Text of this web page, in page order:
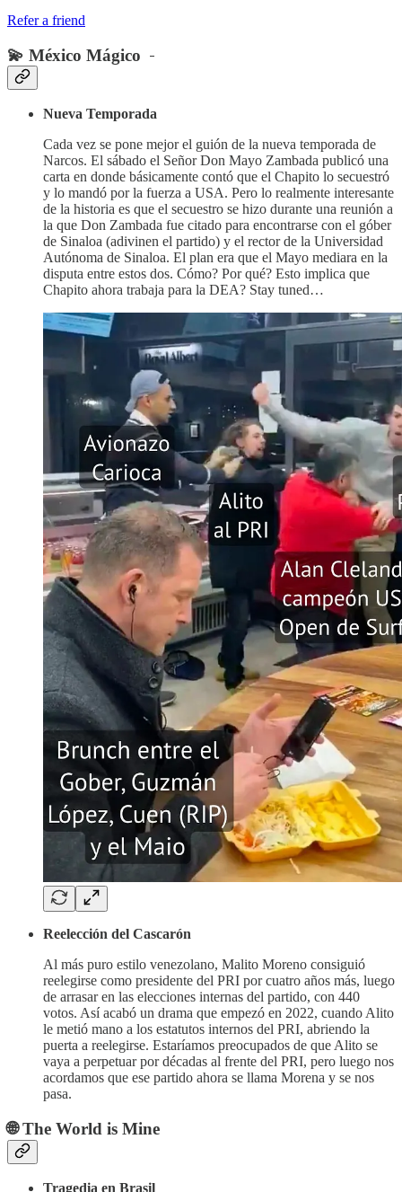
Refer a friend
💫 México Mágico
Nueva Temporada
Cada vez se pone mejor el guión de la nueva temporada de
Narcos. El sábado el Señor Don Mayo Zambada publicó una
carta en donde básicamente contó que el Chapito lo secuestró
y lo mandó por la fuerza a USA. Pero lo realmente interesante
de la historia es que el secuestro se hizo durante una reunión a
la que Don Zambada fue citado para encontrarse con el góber
de Sinaloa (adivinen el partido) y el rector de la Universidad
Autónoma de Sinaloa. El plan era que el Mayo mediara en la
disputa entre estos dos. Cómo? Por qué? Esto implica que
Chapito ahora trabaja para la DEA? Stay tuned…
Reelección del Cascarón
Al más puro estilo venezolano, Malito Moreno consiguió
reelegirse como presidente del PRI por cuatro años más, luego
de arrasar en las elecciones internas del partido, con 440
votos. Así acabó un drama que empezó en 2022, cuando Alito
le metió mano a los estatutos internos del PRI, abriendo la
puerta a reelegirse. Estaríamos preocupados de que Alito se
vaya a perpetuar por décadas al frente del PRI, pero luego nos
acordamos que ese partido ahora se llama Morena y se nos
pasa.
🌐 The World is Mine
Tragedia en Brasil